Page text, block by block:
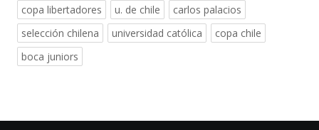
copa libertadores
u. de chile
carlos palacios
selección chilena
universidad católica
copa chile
boca juniors